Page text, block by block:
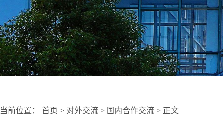
当前位置： 首页 > 对外交流 > 国内合作交流 > 正文